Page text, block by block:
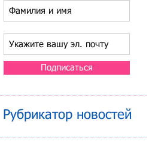
Подписаться
Рубрикатор новостей